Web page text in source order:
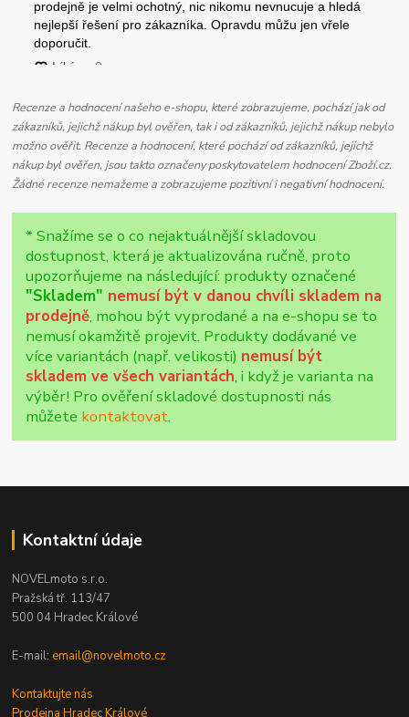
Recenze a hodnocení našeho e-shopu, které zobrazujeme, pochází jak od
zákazníků, jejichž nákup byl ověřen, tak i od zákazníků, jejichž nákup nebylo
možno ověřit. Recenze a hodnocení, které pochází od zákazníků, jejichž
nákup byl ověřen, jsou takto označeny poskytovatelem hodnocení Zboží.cz.
Žádné recenze nemažeme a zobrazujeme pozitivní i negativní hodnocení.
* Snažíme se o co nejaktuálnější skladovou
dostupnost, která je aktualizována ručně, proto
upozorňujeme na následující: produkty označené
"Skladem" nemusí být v danou chvíli skladem na
prodejně, mohou být vyprodané a na e-shopu se to
nemusí okamžitě projevit. Produkty dodávané ve
více variantách (např. velikosti) nemusí být
skladem ve všech variantách, i když je varianta na
výběr! Pro ověření skladové dostupnosti nás
můžete kontaktovat.
Kontaktní údaje
NOVELmoto s.r.o.
Pražská tř. 113/47
500 04 Hradec Králové
E-mail: email@novelmoto.cz
Kontaktujte nás
Prodejna Hradec Králové